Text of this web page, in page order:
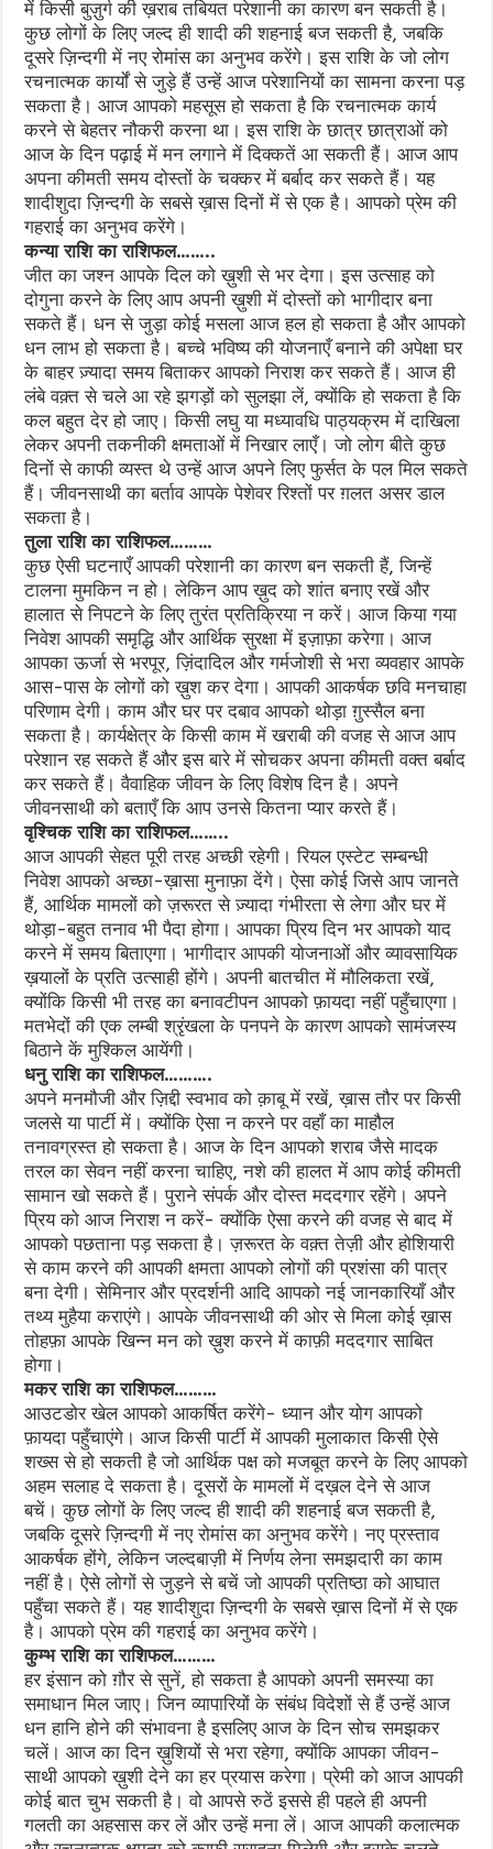
में किसी बुज़ुर्ग की ख़राब तबियत परेशानी का कारण बन सकती है।
कुछ लोगों के लिए जल्द ही शादी की शहनाई बज सकती है, जबकि
दूसरे ज़िन्दगी में नए रोमांस का अनुभव करेंगे। इस राशि के जो लोग
रचनात्मक कार्यों से जुड़े हैं उन्हें आज परेशानियों का सामना करना पड़
सकता है। आज आपको महसूस हो सकता है कि रचनात्मक कार्य
करने से बेहतर नौकरी करना था। इस राशि के छात्र छात्राओं को
आज के दिन पढ़ाई में मन लगाने में दिक्कतें आ सकती हैं। आज आप
अपना कीमती समय दोस्तों के चक्कर में बर्बाद कर सकते हैं। यह
शादीशुदा ज़िन्दगी के सबसे ख़ास दिनों में से एक है। आपको प्रेम की
गहराई का अनुभव करेंगे।
कन्या राशि का राशिफल……..
जीत का जश्न आपके दिल को ख़ुशी से भर देगा। इस उत्साह को
दोगुना करने के लिए आप अपनी ख़ुशी में दोस्तों को भागीदार बना
सकते हैं। धन से जुड़ा कोई मसला आज हल हो सकता है और आपको
धन लाभ हो सकता है। बच्चे भविष्य की योजनाएँ बनाने की अपेक्षा घर
के बाहर ज़्यादा समय बिताकर आपको निराश कर सकते हैं। आज ही
लंबे वक़्त से चले आ रहे झगड़ों को सुलझा लें, क्योंकि हो सकता है कि
कल बहुत देर हो जाए। किसी लघु या मध्यावधि पाठ्यक्रम में दाखिला
लेकर अपनी तकनीकी क्षमताओं में निखार लाएँ। जो लोग बीते कुछ
दिनों से काफी व्यस्त थे उन्हें आज अपने लिए फुर्सत के पल मिल सकते
हैं। जीवनसाथी का बर्ताव आपके पेशेवर रिश्तों पर ग़लत असर डाल
सकता है।
तुला राशि का राशिफल………
कुछ ऐसी घटनाएँ आपकी परेशानी का कारण बन सकती हैं, जिन्हें
टालना मुमकिन न हो। लेकिन आप ख़ुद को शांत बनाए रखें और
हालात से निपटने के लिए तुरंत प्रतिक्रिया न करें। आज किया गया
निवेश आपकी समृद्धि और आर्थिक सुरक्षा में इज़ाफ़ा करेगा। आज
आपका ऊर्जा से भरपूर, ज़िंदादिल और गर्मजोशी से भरा व्यवहार आपके
आस-पास के लोगों को ख़ुश कर देगा। आपकी आकर्षक छवि मनचाहा
परिणाम देगी। काम और घर पर दबाव आपको थोड़ा ग़ुस्सैल बना
सकता है। कार्यक्षेत्र के किसी काम में खराबी की वजह से आज आप
परेशान रह सकते हैं और इस बारे में सोचकर अपना कीमती वक्त बर्बाद
कर सकते हैं। वैवाहिक जीवन के लिए विशेष दिन है। अपने
जीवनसाथी को बताएँ कि आप उनसे कितना प्यार करते हैं।
वृश्चिक राशि का राशिफल……..
आज आपकी सेहत पूरी तरह अच्छी रहेगी। रियल एस्टेट सम्बन्धी
निवेश आपको अच्छा-ख़ासा मुनाफ़ा देंगे। ऐसा कोई जिसे आप जानते
हैं, आर्थिक मामलों को ज़रूरत से ज़्यादा गंभीरता से लेगा और घर में
थोड़ा-बहुत तनाव भी पैदा होगा। आपका प्रिय दिन भर आपको याद
करने में समय बिताएगा। भागीदार आपकी योजनाओं और व्यावसायिक
ख़यालों के प्रति उत्साही होंगे। अपनी बातचीत में मौलिकता रखें,
क्योंकि किसी भी तरह का बनावटीपन आपको फ़ायदा नहीं पहुँचाएगा।
मतभेदों की एक लम्बी श्रृंखला के पनपने के कारण आपको सामंजस्य
बिठाने कें मुश्किल आयेंगी।
धनु राशि का राशिफल……….
अपने मनमौजी और ज़िद्दी स्वभाव को क़ाबू में रखें, ख़ास तौर पर किसी
जलसे या पार्टी में। क्योंकि ऐसा न करने पर वहाँ का माहौल
तनावग्रस्त हो सकता है। आज के दिन आपको शराब जैसे मादक
तरल का सेवन नहीं करना चाहिए, नशे की हालत में आप कोई कीमती
सामान खो सकते हैं। पुराने संपर्क और दोस्त मददगार रहेंगे। अपने
प्रिय को आज निराश न करें- क्योंकि ऐसा करने की वजह से बाद में
आपको पछताना पड़ सकता है। ज़रूरत के वक़्त तेज़ी और होशियारी
से काम करने की आपकी क्षमता आपको लोगों की प्रशंसा की पात्र
बना देगी। सेमिनार और प्रदर्शनी आदि आपको नई जानकारियाँ और
तथ्य मुहैया कराएंगे। आपके जीवनसाथी की ओर से मिला कोई ख़ास
तोहफ़ा आपके खिन्न मन को ख़ुश करने में काफ़ी मददगार साबित
होगा।
मकर राशि का राशिफल………
आउटडोर खेल आपको आकर्षित करेंगे- ध्यान और योग आपको
फ़ायदा पहुँचाएंगे। आज किसी पार्टी में आपकी मुलाकात किसी ऐसे
शख्स से हो सकती है जो आर्थिक पक्ष को मजबूत करने के लिए आपको
अहम सलाह दे सकता है। दूसरों के मामलों में दख़ल देने से आज
बचें। कुछ लोगों के लिए जल्द ही शादी की शहनाई बज सकती है,
जबकि दूसरे ज़िन्दगी में नए रोमांस का अनुभव करेंगे। नए प्रस्ताव
आकर्षक होंगे, लेकिन जल्दबाज़ी में निर्णय लेना समझदारी का काम
नहीं है। ऐसे लोगों से जुड़ने से बचें जो आपकी प्रतिष्ठा को आघात
पहुँचा सकते हैं। यह शादीशुदा ज़िन्दगी के सबसे ख़ास दिनों में से एक
है। आपको प्रेम की गहराई का अनुभव करेंगे।
कुम्भ राशि का राशिफल………
हर इंसान को ग़ौर से सुनें, हो सकता है आपको अपनी समस्या का
समाधान मिल जाए। जिन व्यापारियों के संबंध विदेशों से हैं उन्हें आज
धन हानि होने की संभावना है इसलिए आज के दिन सोच समझकर
चलें। आज का दिन ख़ुशियों से भरा रहेगा, क्योंकि आपका जीवन-
साथी आपको ख़ुशी देने का हर प्रयास करेगा। प्रेमी को आज आपकी
कोई बात चुभ सकती है। वो आपसे रुठें इससे ही पहले ही अपनी
गलती का अहसास कर लें और उन्हें मना लें। आज आपकी कलात्मक